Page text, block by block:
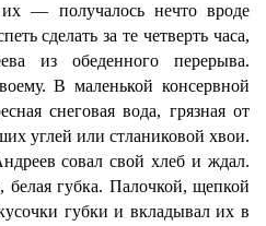
— получалось нечто вроде
сделать за те четверть часа,
из обеденного перерыва.
В маленькой консервной
снеговая вода, грязная от
углей или стланиковой хвои.
совал свой хлеб и ждал.
белая губка. Палочкой, щепкой
губки и вкладывал их в